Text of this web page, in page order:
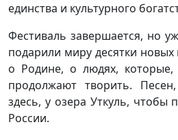
единства и культурного
Фестиваль завершается, но
подарили миру десятки
о Родине, о людях,
продолжают творить.
здесь, у озера Уткуль, чтобы
России.